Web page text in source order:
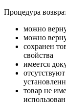
Процедура
можно
можно
сохранен
свойства
имеется
товар не